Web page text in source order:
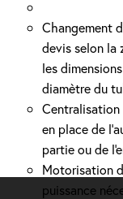
Changement
devis selon la
les
diamètre du
Centralisation
en place de
partie ou de
Motorisation
puissance